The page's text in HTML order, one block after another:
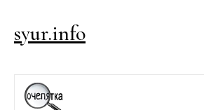
syur.info